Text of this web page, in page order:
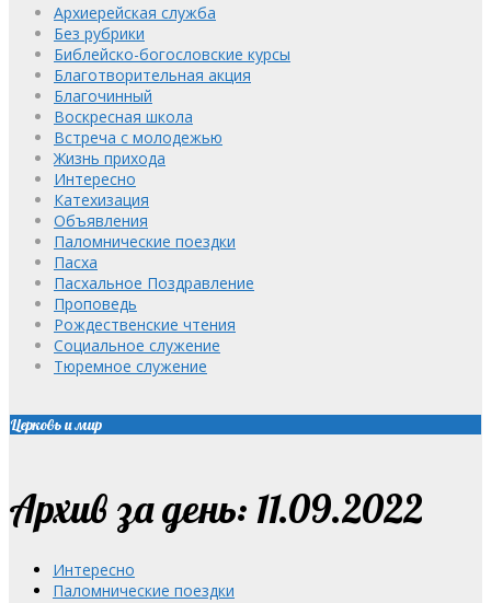
Архиерейская служба
Без рубрики
Библейско-богословские курсы
Благотворительная акция
Благочинный
Воскресная школа
Встреча с молодежью
Жизнь прихода
Интересно
Катехизация
Объявления
Паломнические поездки
Пасха
Пасхальное Поздравление
Проповедь
Рождественские чтения
Социальное служение
Тюремное служение
Церковь и мир
Архив за день: 11.09.2022
Интересно
Паломнические поездки